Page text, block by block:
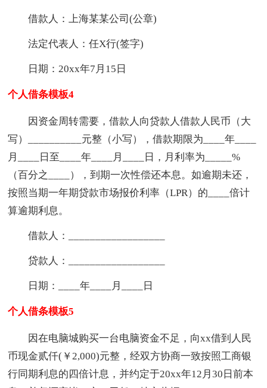
借款人：上海某某公司(公章)
法定代表人：任X行(签字)
日期：20xx年7月15日
个人借条模板4
因资金周转需要，借款人向贷款人借款人民币（大
写）__________元整（小写），借款期限为____年____
月____日至____年____月____日，月利率为_____%
（百分之____），到期一次性偿还本息。如逾期未还，
按照当期一年期贷款市场报价利率（LPR）的____倍计
算逾期利息。
借款人：__________________
贷款人：__________________
日期：____年____月____日
个人借条模板5
因在电脑城购买一台电脑资金不足，向xx借到人民
币现金贰仟(￥2,000)元整，经双方协商一致按照工商银
行同期利息的四倍计息，并约定于20xx年12月30日前本